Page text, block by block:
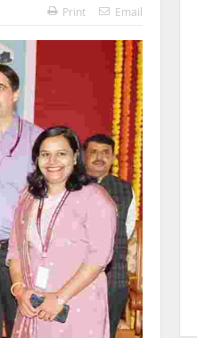
Print Email